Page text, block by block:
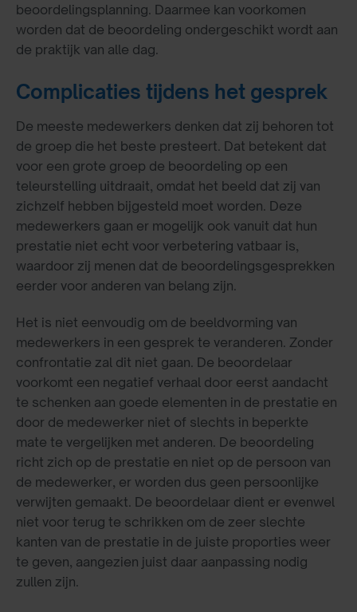
beoordelingsplanning. Daarmee kan voorkomen
worden dat de beoordeling ondergeschikt wordt aan
de praktijk van alle dag.
Complicaties tijdens het gesprek
De meeste medewerkers denken dat zij behoren tot
de groep die het beste presteert. Dat betekent dat
voor een grote groep de beoordeling op een
teleurstelling uitdraait, omdat het beeld dat zij van
zichzelf hebben bijgesteld moet worden. Deze
medewerkers gaan er mogelijk ook vanuit dat hun
prestatie niet echt voor verbetering vatbaar is,
waardoor zij menen dat de beoordelingsgesprekken
eerder voor anderen van belang zijn.
Het is niet eenvoudig om de beeldvorming van
medewerkers in een gesprek te veranderen. Zonder
confrontatie zal dit niet gaan. De beoordelaar
voorkomt een negatief verhaal door eerst aandacht
te schenken aan goede elementen in de prestatie en
door de medewerker niet of slechts in beperkte
mate te vergelijken met anderen. De beoordeling
richt zich op de prestatie en niet op de persoon van
de medewerker, er worden dus geen persoonlijke
verwijten gemaakt. De beoordelaar dient er evenwel
niet voor terug te schrikken om de zeer slechte
kanten van de prestatie in de juiste proporties weer
te geven, aangezien juist daar aanpassing nodig
zullen zijn.